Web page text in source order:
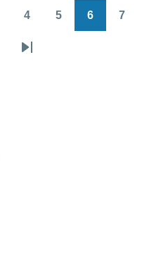
4 5 6 7
СледующаяПоследняя